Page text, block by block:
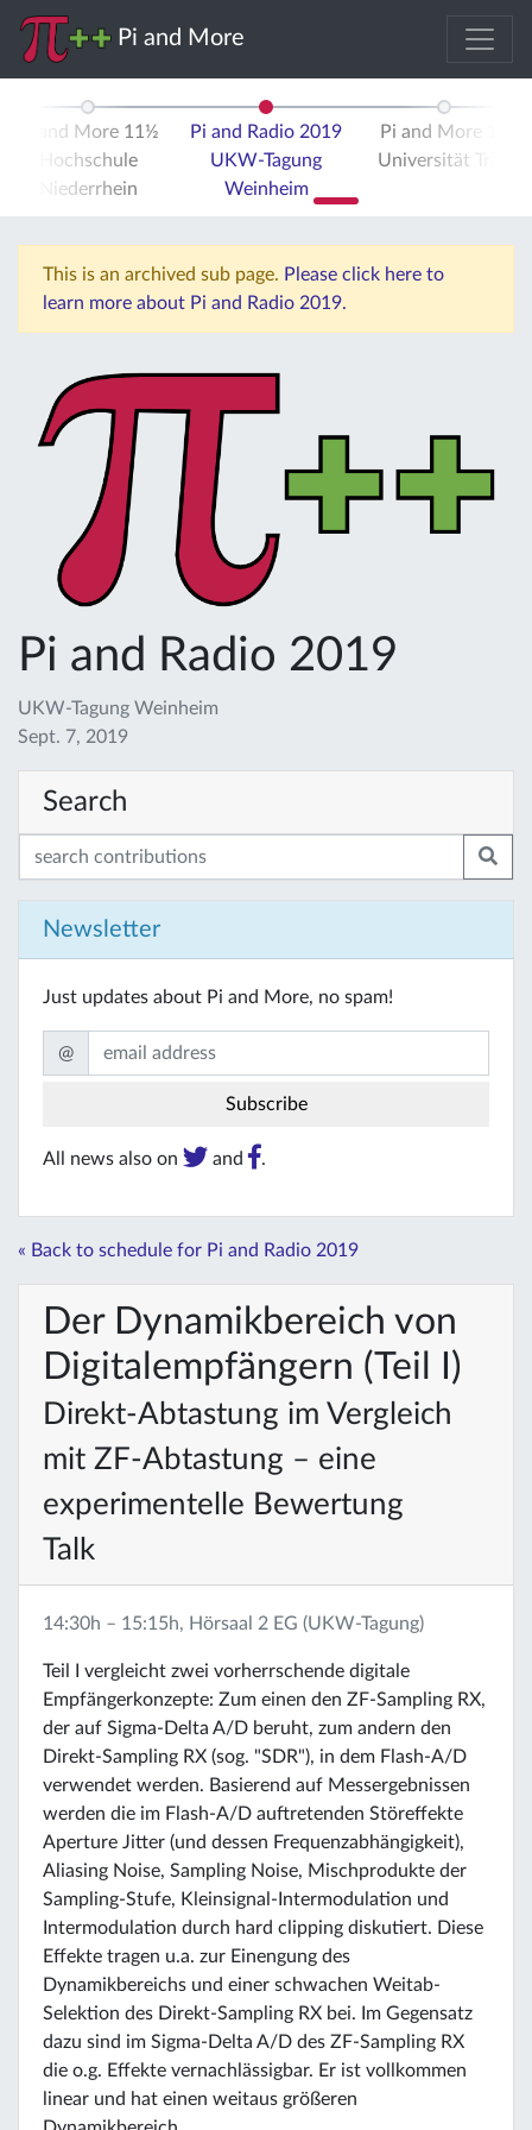
Pi and More
Pi and More 11½
Hochschule
Niederrhein
Pi and Radio 2019
UKW-Tagung
Weinheim
Pi and More 12
Universität Trier
This is an archived sub page. Please click here to
learn more about Pi and Radio 2019.
Pi and Radio 2019
UKW-Tagung Weinheim
Sept. 7, 2019
Search
Newsletter
Just updates about Pi and More, no spam!
@
All news also on and .
« Back to schedule for Pi and Radio 2019
Der Dynamikbereich von
Digitalempfängern (Teil I)
Direkt-Abtastung im Vergleich
mit ZF-Abtastung – eine
experimentelle Bewertung
Talk
14:30h – 15:15h, Hörsaal 2 EG (UKW-Tagung)
Teil I vergleicht zwei vorherrschende digitale
Empfängerkonzepte: Zum einen den ZF-Sampling RX,
der auf Sigma-Delta A/D beruht, zum andern den
Direkt-Sampling RX (sog. "SDR"), in dem Flash-A/D
verwendet werden. Basierend auf Messergebnissen
werden die im Flash-A/D auftretenden Störeffekte
Aperture Jitter (und dessen Frequenzabhängigkeit),
Aliasing Noise, Sampling Noise, Mischprodukte der
Sampling-Stufe, Kleinsignal-Intermodulation und
Intermodulation durch hard clipping diskutiert. Diese
Effekte tragen u.a. zur Einengung des
Dynamikbereichs und einer schwachen Weitab-
Selektion des Direkt-Sampling RX bei. Im Gegensatz
dazu sind im Sigma-Delta A/D des ZF-Sampling RX
die o.g. Effekte vernachlässigbar. Er ist vollkommen
linear und hat einen weitaus größeren